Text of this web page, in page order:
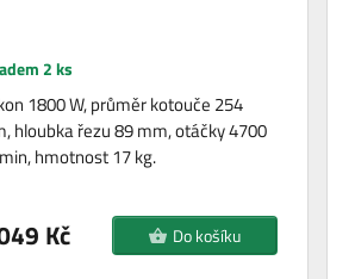
2 ks
1800 W, průměr kotouče 254
hloubka řezu 89 mm, otáčky 4700
hmotnost 17 kg.
Kč Do košíku